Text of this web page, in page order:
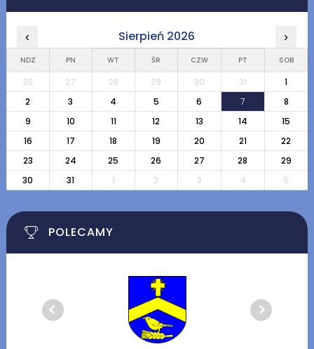
‹ Sierpień 2026 ›
NDZ PN WT ŚR CZW PT SOB
26 27 28 29 30 31
1
2
3 4 5 6 7
8
9
10 11 12 13 14
15
16
17 18 19 20 21
22
23
24 25 26 27 28
29
30
31 1 2 3 4 5
POLECAMY